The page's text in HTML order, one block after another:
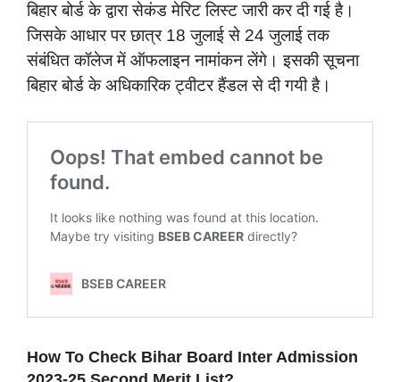
बिहार बोर्ड के द्वारा सेकंड मेरिट लिस्ट जारी कर दी गई है।
जिसके आधार पर छात्र 18 जुलाई से 24 जुलाई तक
संबंधित कॉलेज में ऑफलाइन नामांकन लेंगे। इसकी सूचना
बिहार बोर्ड के अधिकारिक ट्वीटर हैंडल से दी गयी है।
How To Check Bihar Board Inter Admission